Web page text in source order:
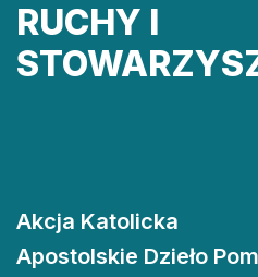
RUCHY I
Akcja Katolicka
Apostolskie Dzieło